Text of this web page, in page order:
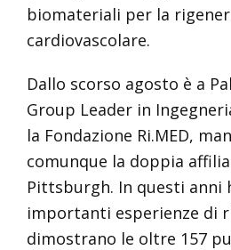
biomateriali per la
cardiovascolare.
Dallo scorso agosto è a
Group Leader in
la Fondazione Ri.MED,
comunque la doppia
Pittsburgh. In questi anni
importanti esperienze di
dimostrano le oltre 157